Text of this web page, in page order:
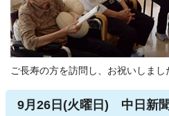
ご長寿の方を訪問し、お祝いしまし
9月26日(火曜日) 中日新